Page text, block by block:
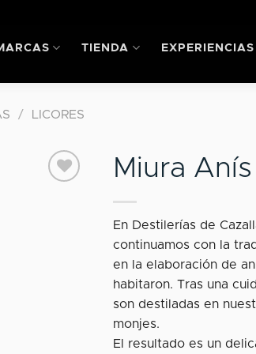
TIENDA EXPERIENCIAS
/ LICORES
Miura
En Destilerías de
continuamos con la
en la elaboración de
habitaron. Tras una
son destiladas en
monjes.
El resultado es un